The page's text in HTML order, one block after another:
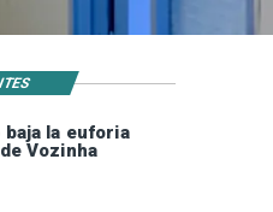
baja la euforia
Vozinha